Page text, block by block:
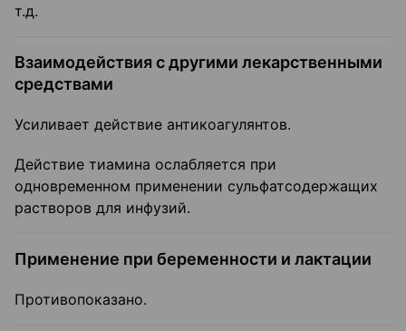
т.д.
Взаимодействия с другими лекарственными
средствами
Усиливает действие антикоагулянтов.
Действие тиамина ослабляется при
одновременном применении сульфатсодержащих
растворов для инфузий.
Применение при беременности и лактации
Противопоказано.